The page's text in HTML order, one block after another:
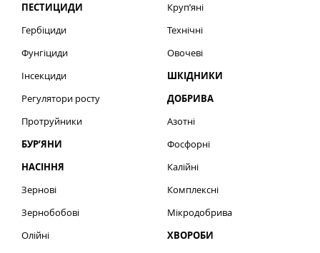
ПЕСТИЦИДИ
Гербіциди
Фунгіциди
Інсекциди
Регулятори росту
Протруйники
БУР’ЯНИ
НАСІННЯ
Зернові
Зернобобові
Олійні
Круп’яні
Технічні
Овочеві
ШКІДНИКИ
ДОБРИВА
Азотні
Фосфорні
Калійні
Комплексні
Мікродобрива
ХВОРОБИ